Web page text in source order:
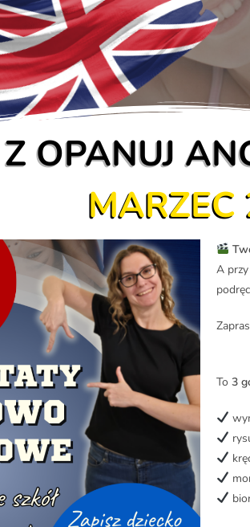
OPANUJ
MARZEC
A
To 3